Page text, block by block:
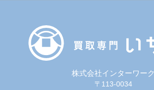
株式会社インターワーク
〒113-0034